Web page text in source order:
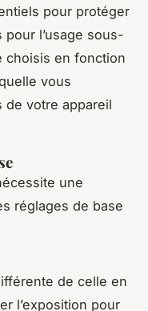
pour protéger
l’usage sous-
choisis en fonction
vous
de votre appareil
une
réglages de base
de celle en
l’exposition pour